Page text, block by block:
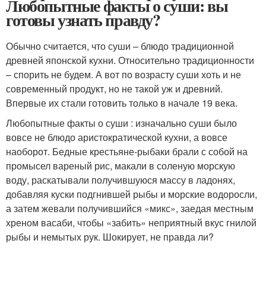
Любопытные факты о суши: вы
готовы узнать правду?
Обычно считается, что суши – блюдо традиционной
древней японской кухни. Относительно традиционности
– спорить не будем. А вот по возрасту суши хоть и не
современный продукт, но не такой уж и древний.
Впервые их стали готовить только в начале 19 века.
Любопытные факты о суши : изначально суши было
вовсе не блюдо аристократической кухни, а вовсе
наоборот. Бедные крестьяне-рыбаки брали с собой на
промысел вареный рис, макали в соленую морскую
воду, раскатывали получившуюся массу в ладонях,
добавляя куски подгнившей рыбы и морские водоросли,
а затем жевали получившийся «микс», заедая местным
хреном васаби, чтобы «забить» неприятный вкус гнилой
рыбы и немытых рук. Шокирует, не правда ли?